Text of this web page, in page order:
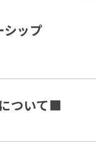
シップ
ついて■